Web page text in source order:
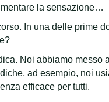
la sensazione…
In una delle prime
Noi abbiamo messo
ad esempio, noi
efficace per tutti.